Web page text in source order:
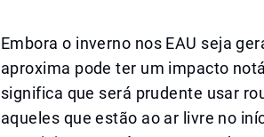
Embora o inverno nos EAU seja
aproxima pode ter um impacto
significa que será prudente usar
aqueles que estão ao ar livre no